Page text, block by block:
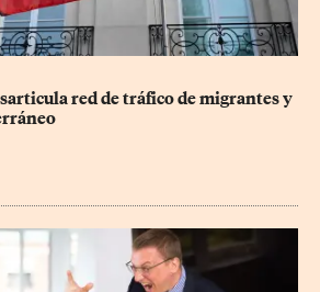
red de tráfico de migrantes y